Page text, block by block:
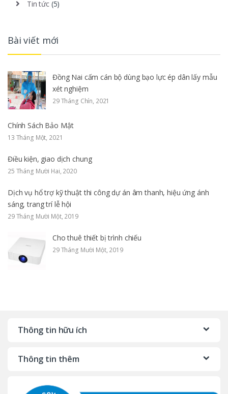
Tin tức(5)
Bài viết mới
Đồng Nai cấm cán bộ dùng bạo lực ép dân lấy mẫu
xét nghiệm
29 Tháng Chín, 2021
Chính Sách Bảo Mật
13 Tháng Một, 2021
Điều kiện, giao dịch chung
25 Tháng Mười Hai, 2020
Dịch vụ hổ trợ kỹ thuật thi công dự án âm thanh, hiệu ứng ánh
sáng, trang trí lễ hội
29 Tháng Mười Một, 2019
Cho thuê thiết bị trình chiếu
29 Tháng Mười Một, 2019
Thông tin hữu ích
Thông tin thêm